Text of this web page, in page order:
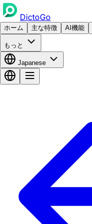
DictoGo
ホーム 主な特徴 AI機能
もっと
Japanese